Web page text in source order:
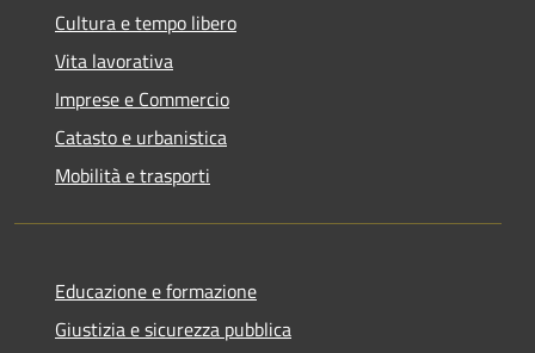
Cultura e tempo libero
Vita lavorativa
Imprese e Commercio
Catasto e urbanistica
Mobilità e trasporti
Educazione e formazione
Giustizia e sicurezza pubblica